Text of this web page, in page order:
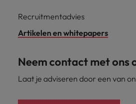
Recruitmentadvies
Artikelen en whitepapers
Neem contact met ons
Laat je adviseren door een van